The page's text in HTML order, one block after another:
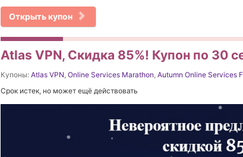
Открыть купон
Atlas VPN, Скидка 85%! Купон по 30
Купоны: Atlas VPN, Online Services Marathon, Autumn Online Services
Срок истек, но может ещё действовать